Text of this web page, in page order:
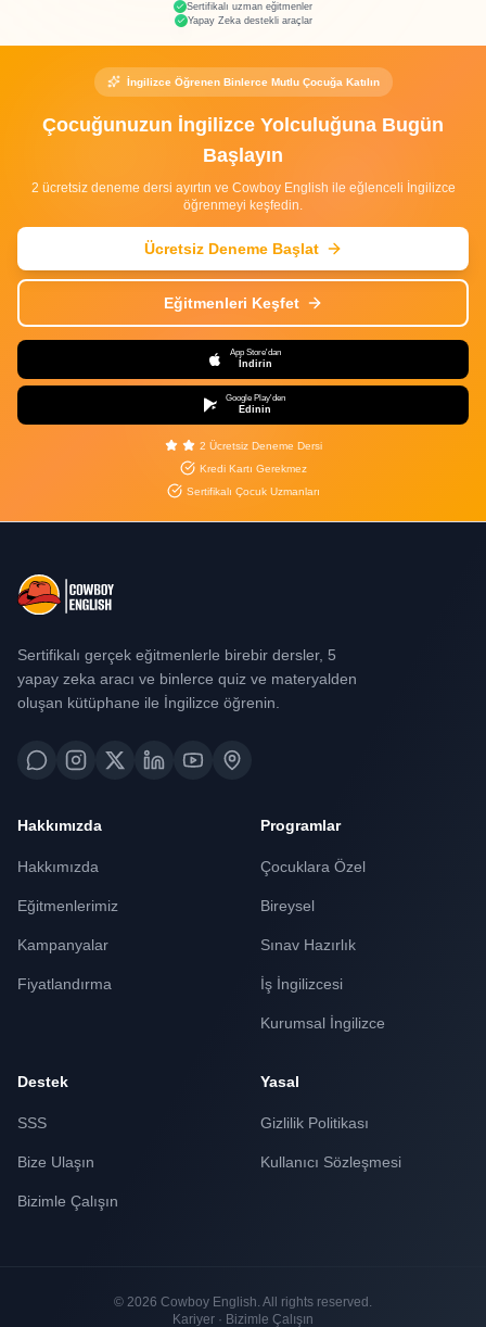
960 toplam öğrenme dakikası
5 Yapay Zeka aracına tam erişim
Sertifikalı uzman eğitmenler
Yapay Zeka destekli araçlar
İngilizce Öğrenen Binlerce Mutlu Çocuğa Katılın
Çocuğunuzun İngilizce Yolculuğuna Bugün
Başlayın
2 ücretsiz deneme dersi ayırtın ve Cowboy English ile eğlenceli İngilizce
öğrenmeyi keşfedin.
Ücretsiz Deneme Başlat
Eğitmenleri Keşfet
App Store'dan
İndirin
Google Play'den
Edinin
2 Ücretsiz Deneme Dersi
Kredi Kartı Gerekmez
Sertifikalı Çocuk Uzmanları
Sertifikalı gerçek eğitmenlerle birebir dersler, 5
yapay zeka aracı ve binlerce quiz ve materyalden
oluşan kütüphane ile İngilizce öğrenin.
Hakkımızda
Hakkımızda
Eğitmenlerimiz
Kampanyalar
Fiyatlandırma
Programlar
Çocuklara Özel
Bireysel
Sınav Hazırlık
İş İngilizcesi
Kurumsal İngilizce
Destek
SSS
Bize Ulaşın
Bizimle Çalışın
Yasal
Gizlilik Politikası
Kullanıcı Sözleşmesi
© 2026 Cowboy English. All rights reserved.
Kariyer · Bizimle Çalışın